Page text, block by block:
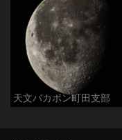
天文バカボン町田支部